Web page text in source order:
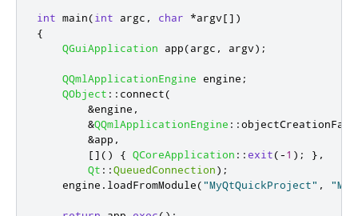
int main(int argc , char *argv[] )
{
QGuiApplication app(argc , argv);
QQmlApplicationEngine engine ;
QObject :: connect(
&engine ,
&QQmlApplicationEngine ::
&app ,
[]() { QCoreApplication ::exit(-1 ); } ,
Qt ::QueuedConnection);
    engine
. loadFromModule("MyQtQuickProject" ,